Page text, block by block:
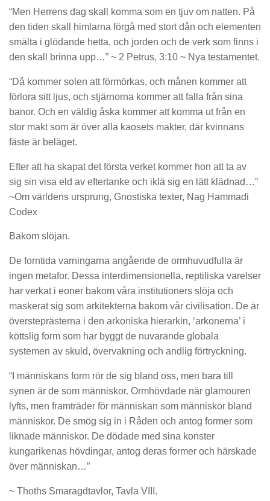
“Men Herrens dag skall komma som en tjuv om natten. På
den tiden skall himlarna förgå med stort dån och elementen
smälta i glödande hetta, och jorden och de verk som finns i
den skall brinna upp…” ~ 2 Petrus, 3:10 ~ Nya testamentet.
“Då kommer solen att förmörkas, och månen kommer att
förlora sitt ljus, och stjärnorna kommer att falla från sina
banor. Och en väldig åska kommer att komma ut från en
stor makt som är över alla kaosets makter, där kvinnans
fäste är beläget.
Efter att ha skapat det första verket kommer hon att ta av
sig sin visa eld av eftertanke och iklä sig en lätt klädnad…”
~Om världens ursprung, Gnostiska texter, Nag Hammadi
Codex
Bakom slöjan.
De forntida varningarna angående de ormhuvudfulla är
ingen metafor. Dessa interdimensionella, reptiliska varelser
har verkat i eoner bakom våra institutioners slöja och
maskerat sig som arkitekterna bakom vår civilisation. De är
översteprästerna i den arkoniska hierarkin, ‘arkonerna’ i
köttslig form som har byggt de nuvarande globala
systemen av skuld, övervakning och andlig förtryckning.
“I människans form rör de sig bland oss, men bara till
synen är de som människor. Ormhövdade när glamouren
lyfts, men framträder för människan som människor bland
människor. De smög sig in i Råden och antog former som
liknade människor. De dödade med sina konster
kungarikenas hövdingar, antog deras former och härskade
över människan…”
~ Thoths Smaragdtavlor, Tavla VIII.